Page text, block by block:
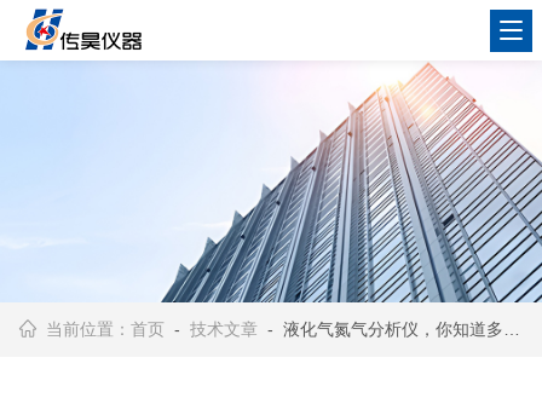
当前位置：首页 -技术文章 - 液化气氮气分析仪，你知道多少？